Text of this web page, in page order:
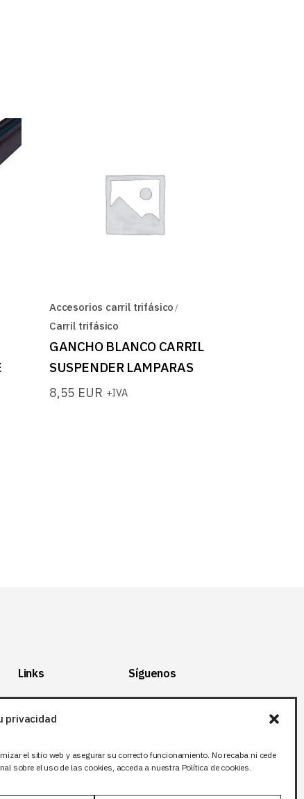
privacidad
el sitio web y asegurar su correcto funcionamiento. No recaba ni cede
sobre el uso de las cookies, acceda a nuestra Política de cookies.
Accesorios carril trifásico
Carril trifásico
GANCHO BLANCO CARRIL
SUSPENDER LAMPARAS
8,55 EUR +IVA
Links
Mapa del Sitio
Aviso legal
privacidad
Síguenos
Facebook
LinkedIn